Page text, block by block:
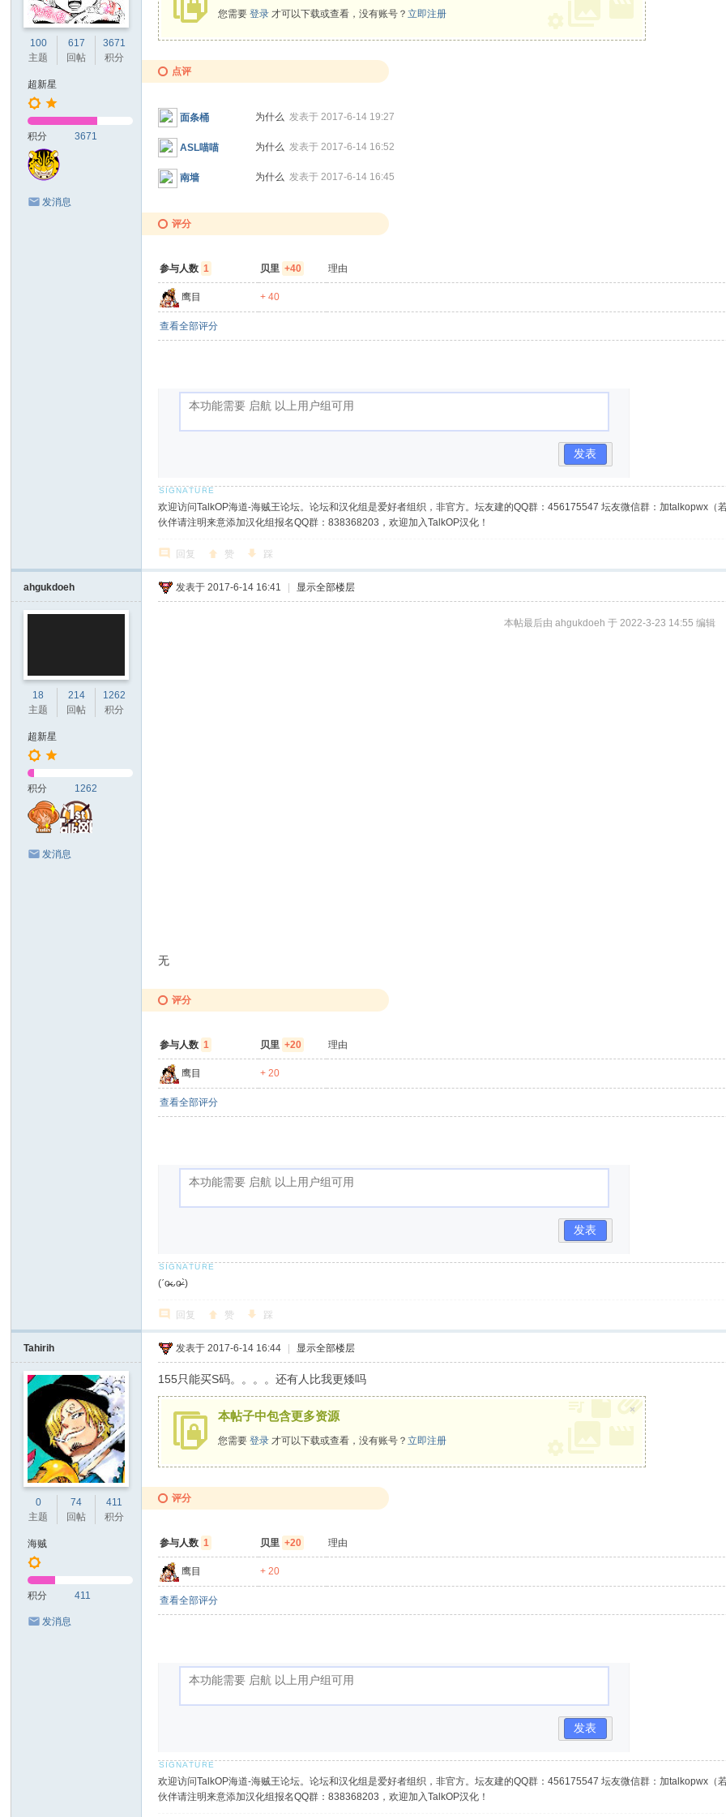
100
主题
617
回帖
3671
积分
超新星
积分 3671
发消息
您需要登录 才可以下载或查看，没有账号？立即注册
点评
面条桶 为什么发表于 2017-6-14 19:27
ASL喵喵 为什么发表于 2017-6-14 16:52
南墙 为什么发表于 2017-6-14 16:45
评分
参与人数 1 贝里 +40 理由
鹰目 + 40
查看全部评分
发表
欢迎访问TalkOP海道-海贼王论坛。论坛和汉化组是爱好者组织，非官方。坛友建的QQ群：456175547 坛友微信群：加talkopwx
伙伴请注明来意添加汉化组报名QQ群：838368203，欢迎加入TalkOP汉化！
回复 赞 踩
ahgukdoeh
18
主题
214
回帖
1262
积分
超新星
积分 1262
发消息
发表于 2017-6-14 16:41 显示全部楼层
本帖最后由 ahgukdoeh 于 2022-3-23 14:55 编辑
无
评分
参与人数 1 贝里 +20 理由
鹰目 + 20
查看全部评分
发表
(ˊo̶̶̷ᴗo̶̶̷`)
回复 赞 踩
Tahirih
0
主题
74
回帖
411
积分
海贼
积分 411
发消息
发表于 2017-6-14 16:44 显示全部楼层
155只能买S码。。。。还有人比我更矮吗
本帖子中包含更多资源
您需要登录 才可以下载或查看，没有账号？立即注册
×
评分
参与人数 1 贝里 +20 理由
鹰目 + 20
查看全部评分
发表
欢迎访问TalkOP海道-海贼王论坛。论坛和汉化组是爱好者组织，非官方。坛友建的QQ群：456175547 坛友微信群：加talkopwx
伙伴请注明来意添加汉化组报名QQ群：838368203，欢迎加入TalkOP汉化！